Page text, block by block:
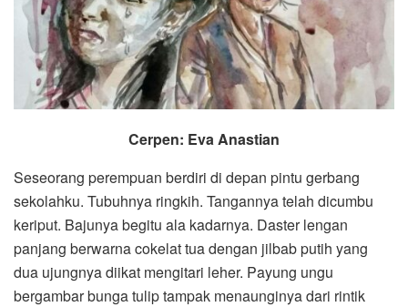
Cerpen: Eva Anastian
Seseorang perempuan berdiri di depan pintu gerbang
sekolahku. Tubuhnya ringkih. Tangannya telah dicumbu
keriput. Bajunya begitu ala kadarnya. Daster lengan
panjang berwarna cokelat tua dengan jilbab putih yang
dua ujungnya diikat mengitari leher. Payung ungu
bergambar bunga tulip tampak menaunginya dari rintik